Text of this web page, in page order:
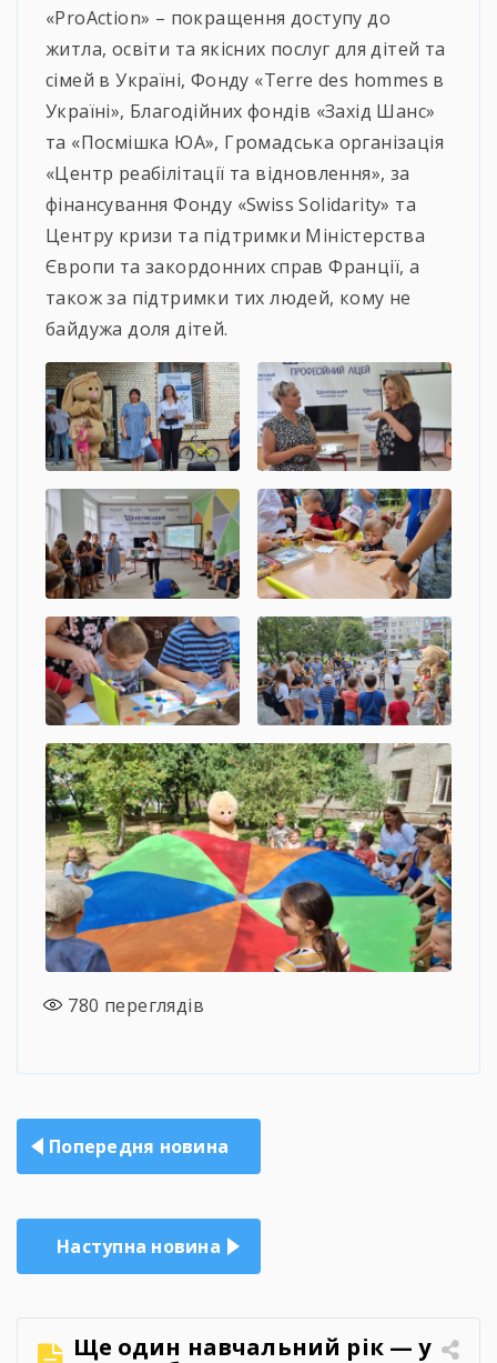
«ProAction» – покращення доступу до
житла, освіти та якісних послуг для дітей та
сімей в Україні, Фонду «Terre des hommes в
Україні», Благодійних фондів «Захід Шанс»
та «Посмішка ЮА», Громадська організація
«Центр реабілітації та відновлення», за
фінансування Фонду «Swiss Solidarity» та
Центру кризи та підтримки Міністерства
Європи та закордонних справ Франції, а
також за підтримки тих людей, кому не
байдужа доля дітей.
780 переглядів
Навігація
записів
Попередня новина
Наступна новина
Ще один навчальний рік — у